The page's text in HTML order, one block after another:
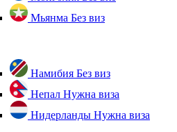
Мьянма Без виз
Намибия Без виз
Непал Нужна виза
Нидерланды Нужна виза